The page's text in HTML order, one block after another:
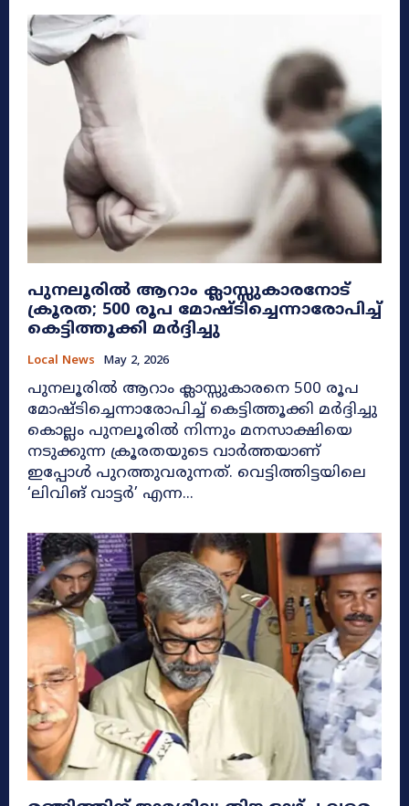
പുനലൂരിൽ ആറാം ക്ലാസ്സുകാരനോട്
ക്രൂരത; 500 രൂപ മോഷ്ടിച്ചെന്നാരോപിച്ച്
കെട്ടിത്തൂക്കി മർദ്ദിച്ചു
Local News May 2, 2026
പുനലൂരിൽ ആറാം ക്ലാസ്സുകാരനെ 500 രൂപ
മോഷ്ടിച്ചെന്നാരോപിച്ച് കെട്ടിത്തൂക്കി മർദ്ദിച്ചു
കൊല്ലം പുനലൂരിൽ നിന്നും മനസാക്ഷിയെ
നടുക്കുന്ന ക്രൂരതയുടെ വാർത്തയാണ്
ഇപ്പോൾ പുറത്തുവരുന്നത്. വെട്ടിത്തിട്ടയിലെ
‘ലിവിങ് വാട്ടർ’ എന്ന...